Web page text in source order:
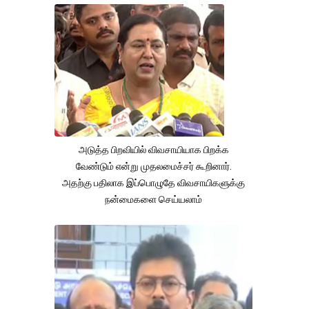
அடுத்த பிறவியில் விவசாயியாக பிறக்க
வேண்டும் என்று முதலமைச்சர் கூறினார்.
அதற்கு பதிலாக இப்பொழுதே விவசாயிகளுக்கு
நன்மைகளை செய்யலாம்